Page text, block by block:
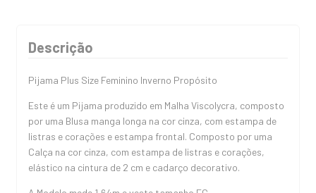
Descrição
Pijama Plus Size Feminino Inverno Propósito
Este é um Pijama produzido em Malha Viscolycra, composto
por uma Blusa manga longa na cor cinza, com estampa de
listras e corações e estampa frontal. Composto por uma
Calça na cor cinza, com estampa de listras e corações,
elástico na cintura de 2 cm e cadarço decorativo.